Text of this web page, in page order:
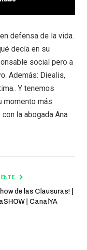
defensa de la vida.
decía en su
social pero a
Además: Diealis,
Y tenemos
momento más
la abogada Ana
de las Clausuras! |
| CanalYA